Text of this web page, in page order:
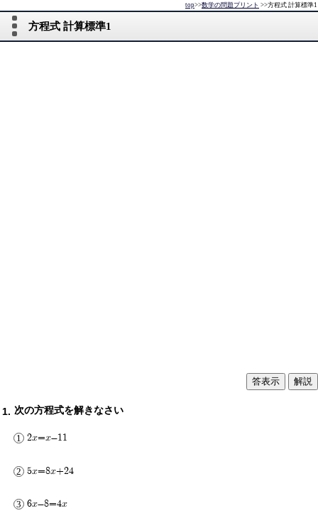
方程式 計算標準1
top>>数学の問題プリント >>方程式 計算標準1
解説
次の方程式を解きなさい
2x=x-11
5x=8x+24
6x-8=4x